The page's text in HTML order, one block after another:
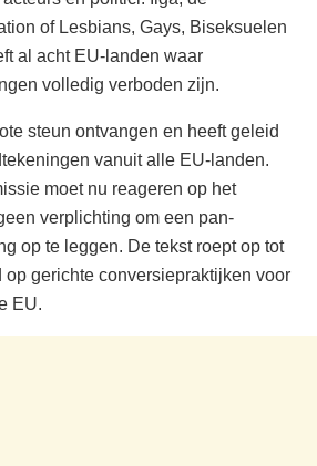
of Lesbians, Gays, Biseksuelen
al acht EU-landen waar
volledig verboden zijn.
steun ontvangen en heeft geleid
vanuit alle EU-landen.
moet nu reageren op het
verplichting om een pan-
op te leggen. De tekst roept op tot
op gerichte conversiepraktijken voor
EU.